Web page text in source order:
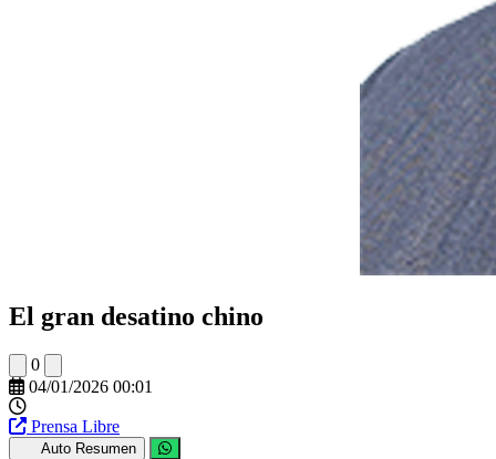
El gran desatino chino
0
04/01/2026 00:01
Prensa Libre
Auto Resumen